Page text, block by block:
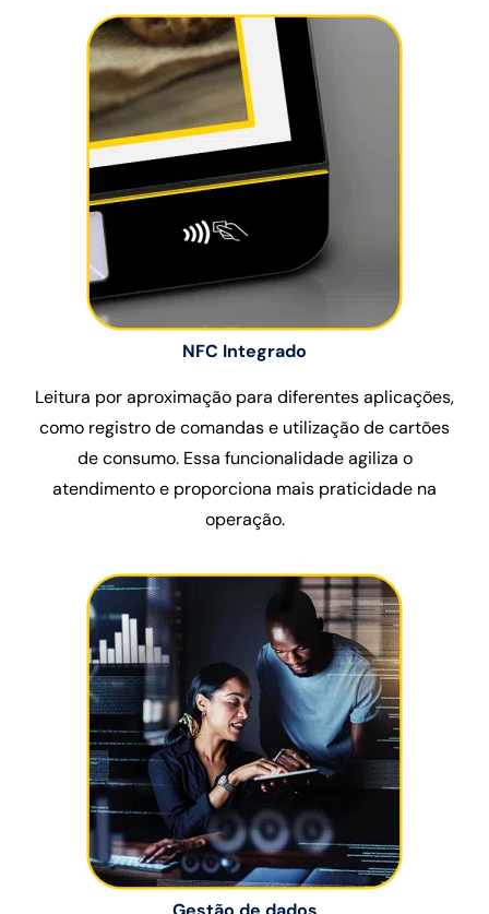
NFC Integrado
Leitura por aproximação para diferentes aplicações,
como registro de comandas e utilização de cartões
de consumo. Essa funcionalidade agiliza o
atendimento e proporciona mais praticidade na
operação.